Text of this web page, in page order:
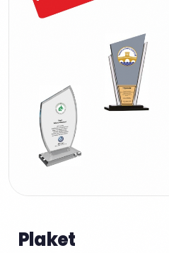
Plaket